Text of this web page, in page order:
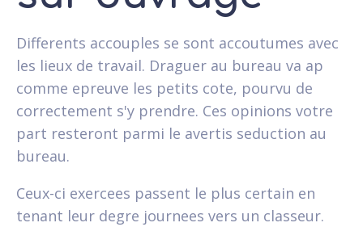
Differents accouples se sont accoutumes avec
les lieux de travail. Draguer au bureau va ap
comme epreuve les petits cote, pourvu de
correctement s'y prendre. Ces opinions votre
part resteront parmi le avertis seduction au
bureau.
Ceux-ci exercees passent le plus certain en
tenant leur degre journees vers un classeur.